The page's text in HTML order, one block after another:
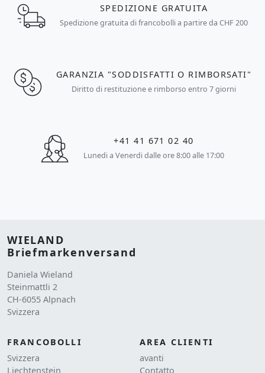
SPEDIZIONE GRATUITA
Spedizione gratuita di francobolli a partire da CHF 200
GARANZIA "SODDISFATTI O RIMBORSATI"
Diritto di restituzione e rimborso entro 7 giorni
+41 41 671 02 40
Lunedi a Venerdi dalle ore 8:00 alle 17:00
WIELAND
Briefmarkenversand
Daniela Wieland
Steinmattli 2
CH-6055 Alpnach
Svizzera
FRANCOBOLLI
Svizzera
Liechtenstein
AREA CLIENTI
avanti
Contatto